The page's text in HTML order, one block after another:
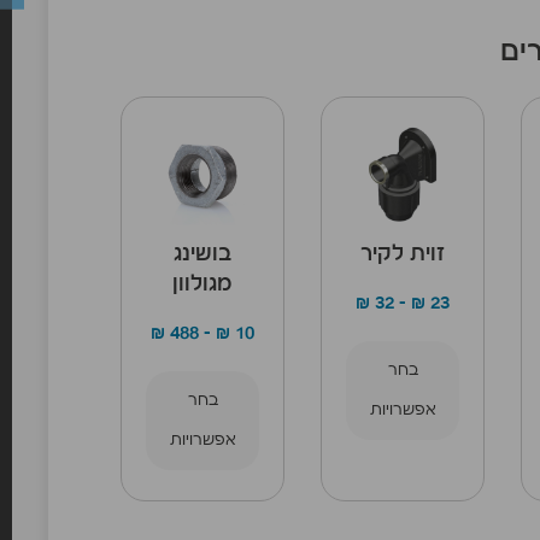
זוית לקיר
₪ 23
–
₪ 32
בחר
אפשרויות
בושינג
מגולוון
₪ 10
–
₪ 488
בחר
אפשרויות